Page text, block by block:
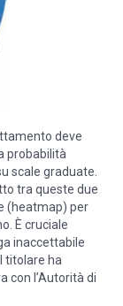
deve
probabilità
scale graduate.
tra queste due
(heatmap) per
È cruciale
inaccettabile
titolare ha
con l’Autorità di